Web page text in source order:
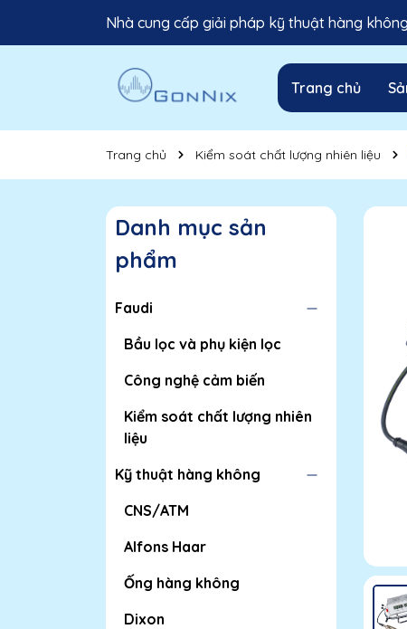
Nhà cung cấp giải pháp kỹ thuật hàng
Trang chủ
Trang chủ Kiểm soát chất lượng nhiên liệu
Danh mục sản
phẩm
Faudi
Bầu lọc và phụ kiện lọc
Công nghệ cảm biến
Kiểm soát chất lượng nhiên
liệu
Kỹ thuật hàng không
CNS/ATM
Alfons Haar
Ống hàng không
Dixon